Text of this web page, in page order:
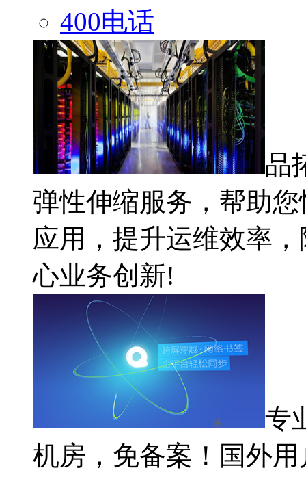
400电话
品
弹性伸缩服务，帮助
应用，提升运维效率
心业务创新!
专
机房，免备案！国外